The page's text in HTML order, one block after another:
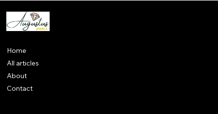
Home
All articles
About
Contact